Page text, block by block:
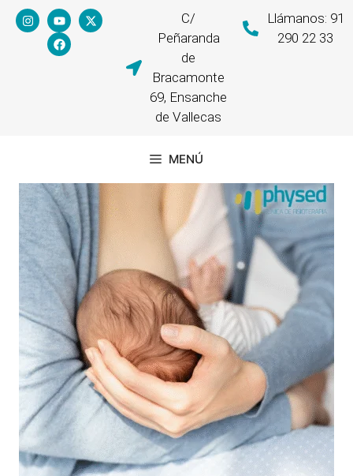
C/
Peñaranda
de
Bracamonte
69, Ensanche
de Vallecas
Llámanos: 91
290 22 33
MENÚ